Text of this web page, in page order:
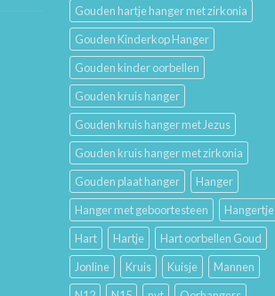
Gouden hartje hanger met zirkonia
Gouden Kinderkop Hanger
Gouden kinder oorbellen
Gouden kruis hanger
Gouden kruis hanger met Jezus
Gouden kruis hanger met zirkonia
Gouden plaat hanger
Hanger
Hanger met geboortesteen
Hangertje
Hart
Hartje
Hart oorbellen Goud
Jonline
Kruis Kuisje
Mannen